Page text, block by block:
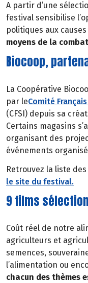
A partir d’une
festival sensibilise
politiques aux causes
moyens de la
Biocoop,
La Coopérative
par leComité
(CFSI) depuis sa
Certains magasins
organisant des
événements
Retrouvez la liste
le site du festival.
9 films
Coût réel de notre
agriculteurs et
semences,
l’alimentation ou
chacun des thèmes